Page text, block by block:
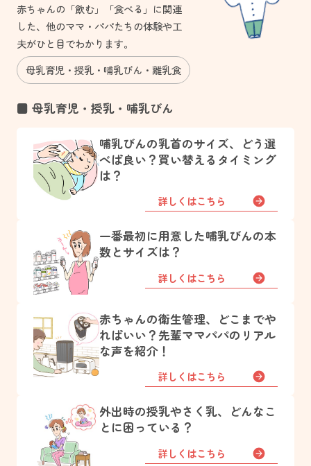
赤ちゃんの「飲む」「食べる」に関連
した、他のママ・パパたちの体験や工
夫がひと目でわかります。
母乳育児
授乳 哺乳びん 離乳食
■ 母乳育児・授乳・哺乳びん
哺乳びんの乳首のサイズ、どう選
べば良い？買い替えるタイミング
は？
詳しくはこちら
一番最初に用意した哺乳びんの本
数とサイズは？
詳しくはこちら
赤ちゃんの衛生管理、どこまでや
ればいい？先輩ママパパのリアル
な声を紹介！
詳しくはこちら
外出時の授乳やさく乳、どんなこ
とに困っている？
詳しくはこちら